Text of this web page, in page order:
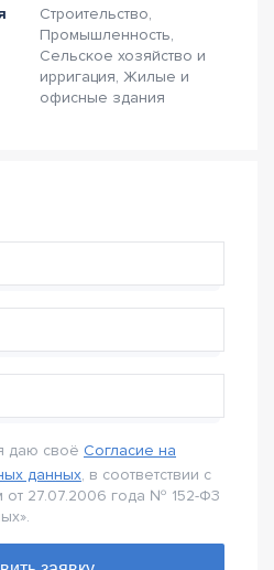
Строительство,
Промышленность,
Сельское хозяйство и
ирригация, Жилые и
офисные здания
даю своё Согласие на
данных, в соответствии с
27.07.2006 года № 152-Ф3